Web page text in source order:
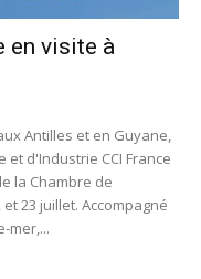
en visite à
Antilles et en Guyane,
et d'Industrie CCI France
la Chambre de
23 juillet. Accompagné
mer,...